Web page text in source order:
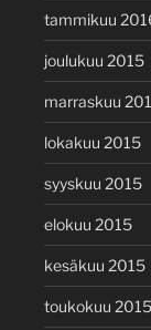
tammikuu
joulukuu 2015
marraskuu
lokakuu 2015
syyskuu 2015
elokuu 2015
kesäkuu 2015
toukokuu 2015